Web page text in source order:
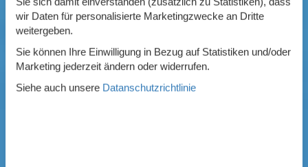
wir Daten für personalisierte Marketingzwecke an Dritte
weitergeben.
Sie können Ihre Einwilligung in Bezug auf Statistiken und/oder
Marketing jederzeit ändern oder widerrufen.
Siehe auch unsere Datanschutzrichtlinie